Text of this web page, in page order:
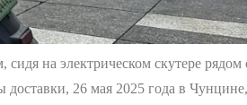
на электрическом скутере рядом
доставки, 26 мая 2025 года в